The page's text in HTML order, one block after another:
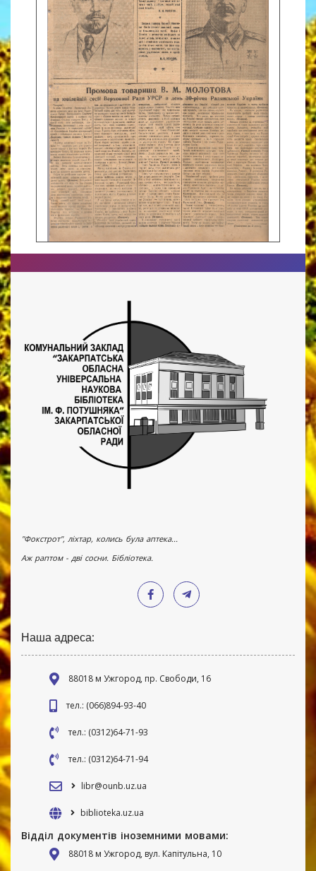
"Фокстрот", ліхтар, колись була аптека...
Аж раптом - дві сосни. Бібліотека.
Наша адреса:
88018 м Ужгород, пр. Свободи, 16
тел.: (066)894-93-40
тел.: (0312)64-71-93
тел.: (0312)64-71-94
libr@ounb.uz.ua
biblioteka.uz.ua
Відділ документів іноземними мовами:
88018 м Ужгород, вул. Капітульна, 10